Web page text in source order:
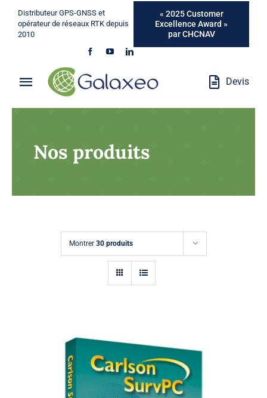
Passer
contenu
Distributeur GPS-GNSS et
opérateur de réseaux RTK depuis
2010
« 2025 Customer
Excellence Award »
par CHCNAV
Toggle
Navigation
Métiers
Devis
Nos produits
Montrer 30 produits